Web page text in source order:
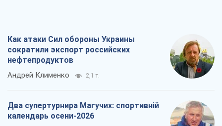
Как атаки Сил обороны Украины
сократили экспорт российских
нефтепродуктов
Андрей Клименко 2,1 т.
Два супертурнира Магучих: спортивній
календарь осени-2026